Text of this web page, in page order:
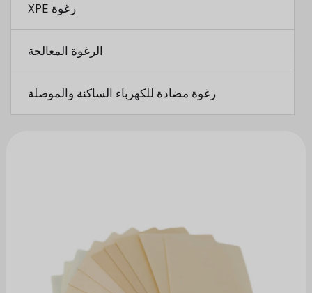
رغوة XPE
الرغوة المعالجة
رغوة مضادة للكهرباء الساكنة والموصلة